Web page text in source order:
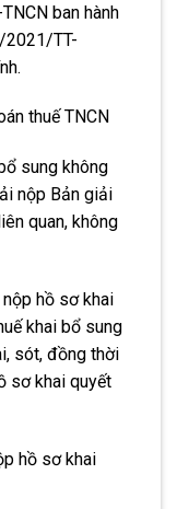
ban hành
2021/TT-
.
thuế TNCN
sung không
nộp Bản giải
quan, không
hồ sơ khai
khai bổ sung
sót, đồng thời
sơ khai quyết
hồ sơ khai